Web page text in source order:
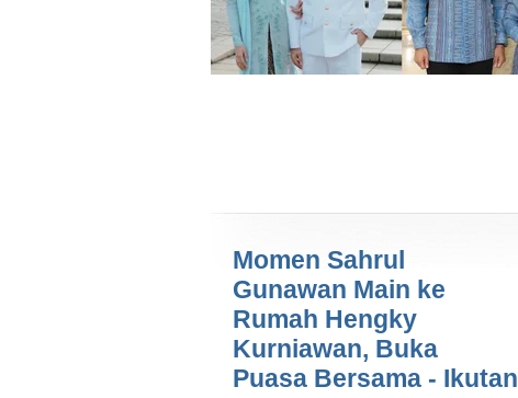
Momen Sahrul
Gunawan Main ke
Rumah Hengky
Kurniawan, Buka
Puasa Bersama - Ikutan